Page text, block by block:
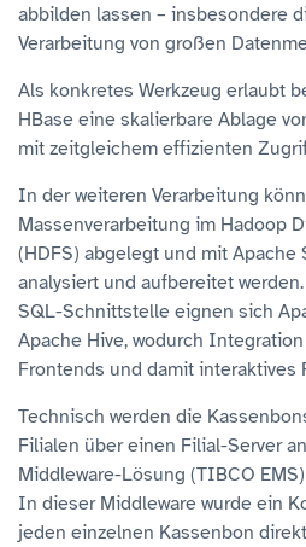
abbilden lassen – insbesondere
Verarbeitung von großen
Als konkretes Werkzeug erlaubt
HBase eine skalierbare Ablage
mit zeitgleichem effizienten
In der weiteren Verarbeitung
Massenverarbeitung im Hadoop
(HDFS) abgelegt und mit Apache
analysiert und aufbereitet
SQL-Schnittstelle eignen sich
Apache Hive, wodurch
Frontends und damit interaktives
Technisch werden die
Filialen über einen Filial-Server
Middleware-Lösung (TIBCO
In dieser Middleware wurde ein
jeden einzelnen Kassenbon